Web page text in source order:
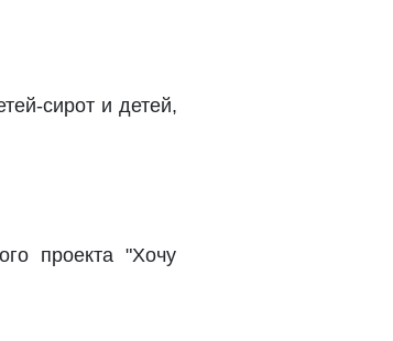
сирот и детей,
проекта "Хочу